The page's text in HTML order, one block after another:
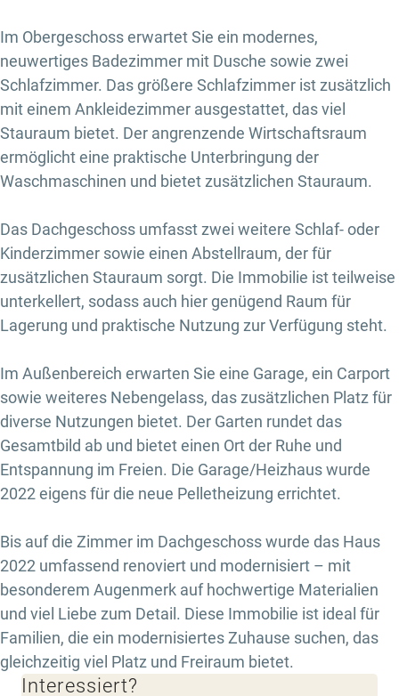
Im Obergeschoss erwartet Sie ein modernes,
neuwertiges Badezimmer mit Dusche sowie zwei
Schlafzimmer. Das größere Schlafzimmer ist zusätzlich
mit einem Ankleidezimmer ausgestattet, das viel
Stauraum bietet. Der angrenzende Wirtschaftsraum
ermöglicht eine praktische Unterbringung der
Waschmaschinen und bietet zusätzlichen Stauraum.
Das Dachgeschoss umfasst zwei weitere Schlaf- oder
Kinderzimmer sowie einen Abstellraum, der für
zusätzlichen Stauraum sorgt. Die Immobilie ist teilweise
unterkellert, sodass auch hier genügend Raum für
Lagerung und praktische Nutzung zur Verfügung steht.
Im Außenbereich erwarten Sie eine Garage, ein Carport
sowie weiteres Nebengelass, das zusätzlichen Platz für
diverse Nutzungen bietet. Der Garten rundet das
Gesamtbild ab und bietet einen Ort der Ruhe und
Entspannung im Freien. Die Garage/Heizhaus wurde
2022 eigens für die neue Pelletheizung errichtet.
Bis auf die Zimmer im Dachgeschoss wurde das Haus
2022 umfassend renoviert und modernisiert – mit
besonderem Augenmerk auf hochwertige Materialien
und viel Liebe zum Detail. Diese Immobilie ist ideal für
Familien, die ein modernisiertes Zuhause suchen, das
gleichzeitig viel Platz und Freiraum bietet.
Interessiert?